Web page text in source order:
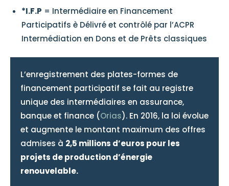
*I.F.P = Intermédiaire en Financement
Participatifs è Délivré et contrôlé par l’ACPR
Intermédiation en Dons et de Prêts classiques
L’enregistrement des plates-formes de
financement participatif se fait au registre
unique des intermédiaires en assurance,
banque et finance (Orias). En 2016, la loi évolue
et augmente le montant maximum des offres
admises à 2,5 millions d’euros pour les
projets de production d’énergie
renouvelable.